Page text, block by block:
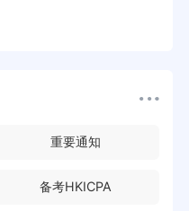
重要通知
备考HKICPA